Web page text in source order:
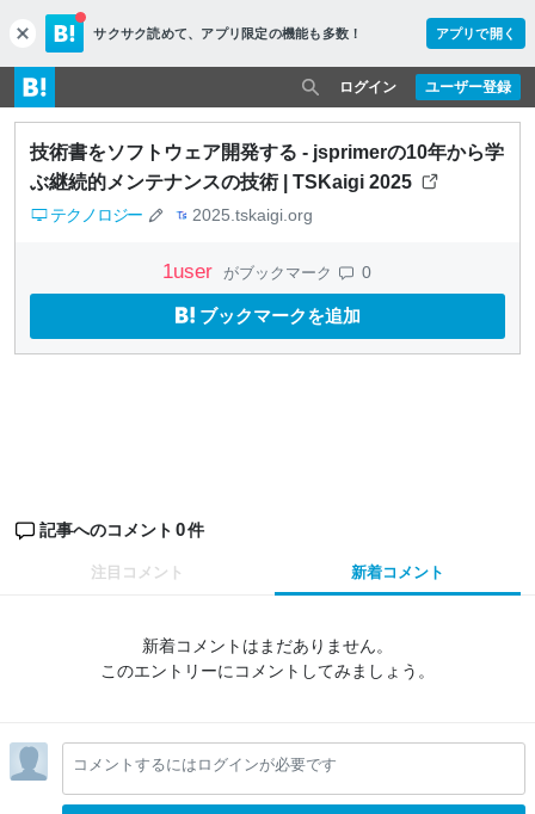
c
l
o
s
e
サクサク読めて、 アプリ限定の機能も多数！ アプリで開く
ユーザー登録
ログイン
技術書をソフトウェア開発する - jsprimerの10年から学
ぶ継続的メンテナンスの技術 | TSKaigi 2025
テクノロジー 2025.tskaigi.org
1user がブックマーク 0
ブックマークを追加
記事へのコメント 0件
注目コメント 新着コメント
新着コメントはまだありません。
このエントリーにコメントしてみましょう。
コメントするにはログインが必要です